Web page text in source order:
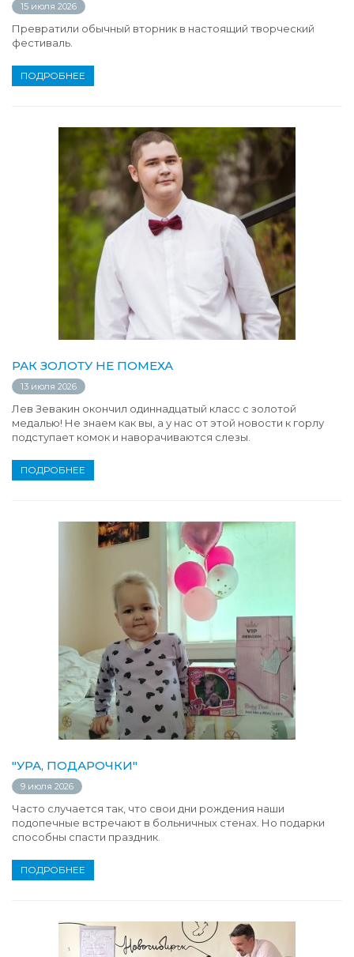
15 июля 2026
Превратили обычный вторник в настоящий творческий
фестиваль.
ПОДРОБНЕЕ
РАК ЗОЛОТУ НЕ ПОМЕХА
13 июля 2026
Лев Зевакин окончил одиннадцатый класс с золотой
медалью! Не знаем как вы, а у нас от этой новости к горлу
подступает комок и наворачиваются слезы.
ПОДРОБНЕЕ
"УРА, ПОДАРОЧКИ"
9 июля 2026
Часто случается так, что свои дни рождения наши
подопечные встречают в больничных стенах. Но подарки
способны спасти праздник.
ПОДРОБНЕЕ